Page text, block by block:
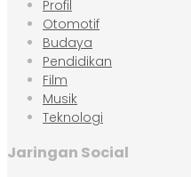
Profil
Otomotif
Budaya
Pendidikan
Film
Musik
Teknologi
Jaringan Social